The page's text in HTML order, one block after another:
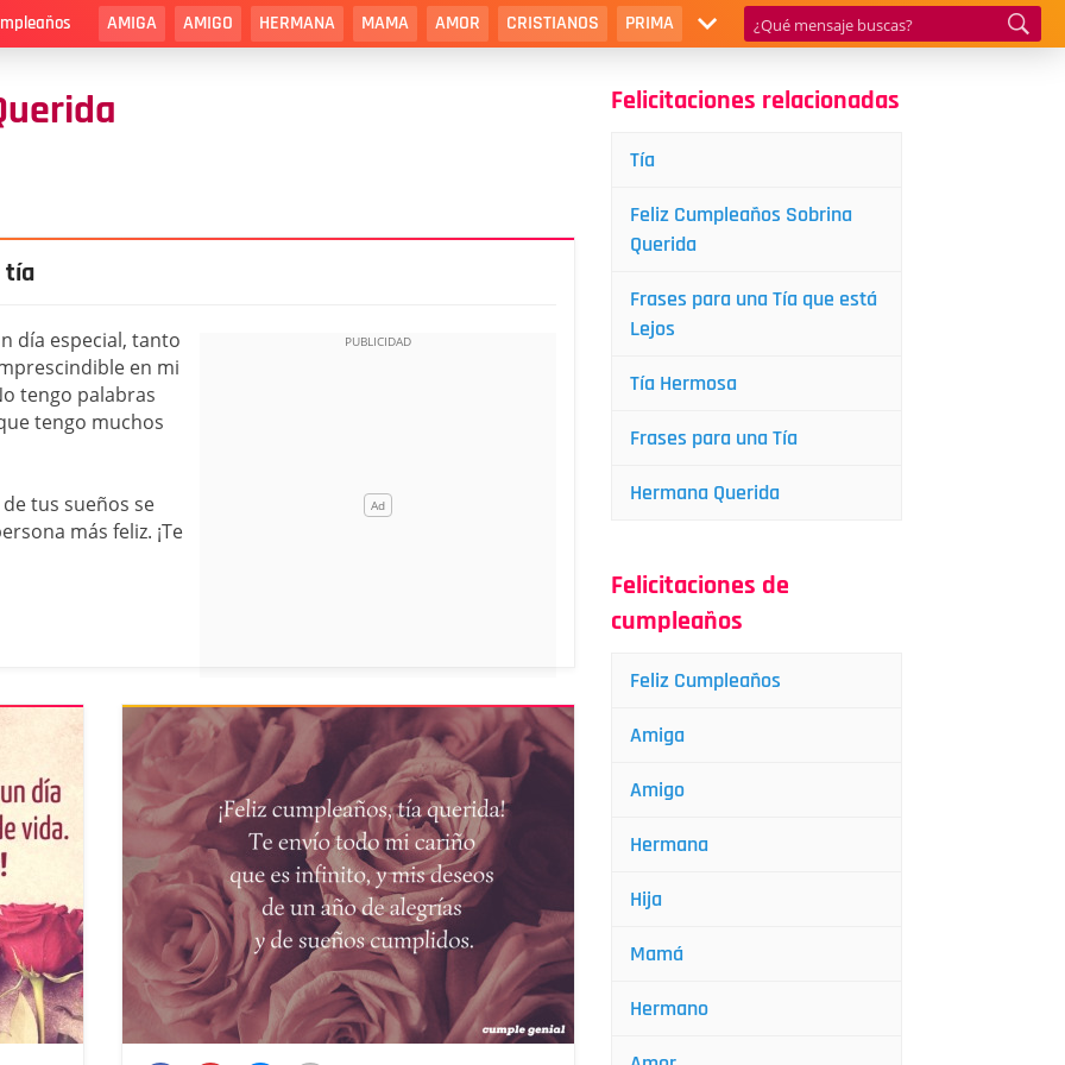
AMIGA AMIGO HERMANA MAMA AMOR CRISTIANOS PRIMA
tía
día especial, tanto
en mi
tengo palabras
tengo muchos
tus sueños se
más feliz. ¡Te
Felicitaciones relacionadas
Tía
Feliz Cumpleaños Sobrina
Querida
Frases para una Tía que está
Lejos
Tía Hermosa
Frases para una Tía
Hermana Querida
Felicitaciones de
cumpleaños
Feliz Cumpleaños
Amiga
Amigo
Hermana
Hija
Mamá
Hermano